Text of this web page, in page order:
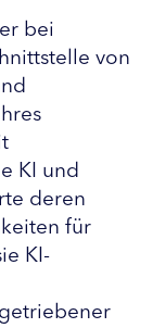
bei
von
KI und
deren
für
KI-